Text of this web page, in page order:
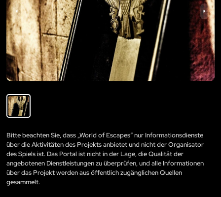
Bitte beachten Sie, dass „World of Escapes“ nur Informationsdienste
über die Aktivitäten des Projekts anbietet und nicht der Organisator
des Spiels ist. Das Portal ist nicht in der Lage, die Qualität der
angebotenen Dienstleistungen zu überprüfen, und alle Informationen
über das Projekt werden aus öffentlich zugänglichen Quellen
gesammelt.